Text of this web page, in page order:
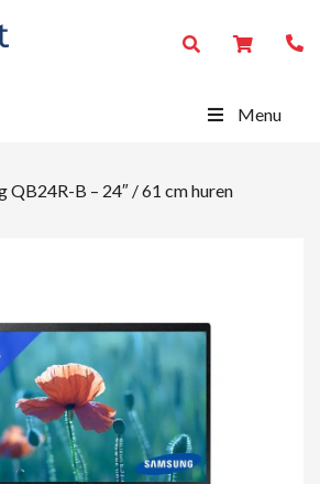
Menu
QB24R-B – 24″ / 61 cm huren